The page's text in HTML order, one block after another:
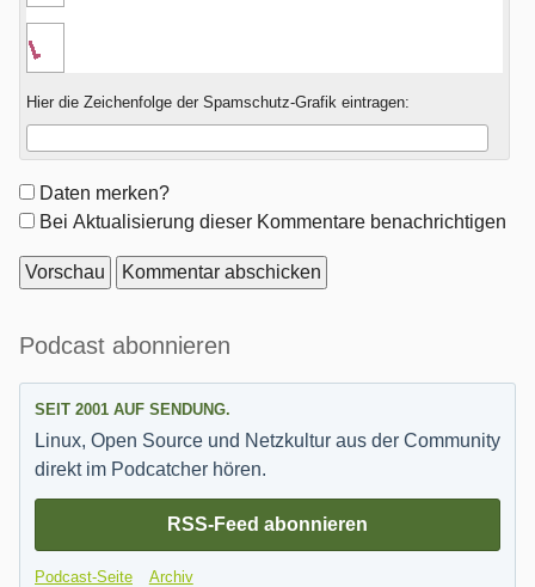
Hier die Zeichenfolge der Spamschutz-Grafik eintragen:
Formular-
Optionen
Daten merken?
Bei Aktualisierung dieser Kommentare benachrichtigen
Seitenleiste
Podcast abonnieren
SEIT 2001 AUF SENDUNG.
Linux, Open Source und Netzkultur aus der Community
direkt im Podcatcher hören.
RSS-Feed abonnieren
Podcast-Seite Archiv